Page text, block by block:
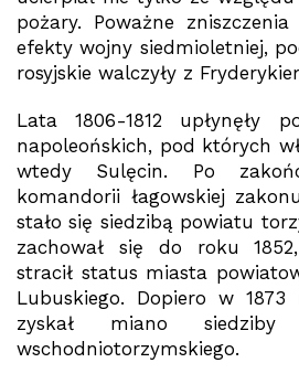
pożary. Poważne
efekty wojny siedmioletniej,
rosyjskie walczyły z
Lata 1806-1812 upłynęły
napoleońskich, pod których
wtedy Sulęcin. Po
komandorii łagowskiej
stało się siedzibą powiatu
zachował się do roku
stracił status miasta
Lubuskiego. Dopiero w
zyskał miano siedziby
wschodniotorzymskiego.